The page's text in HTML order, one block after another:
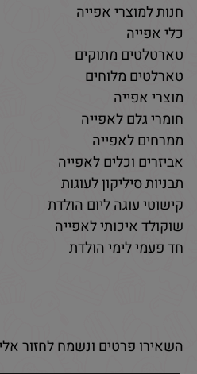
חנות למוצרי אפייה
כלי אפייה
טארטלטים מתוקים
טארלטים מלוחים
מוצרי אפייה
חומרי גלם לאפייה
ממרחים לאפייה
אביזרים וכלים לאפייה
תבניות סיליקון לעוגות
קישוטי עוגה ליום הולדת
שוקולד איכותי לאפייה
חד פעמי לימי הולדת
השאירו פרטים ונשמח לחזור